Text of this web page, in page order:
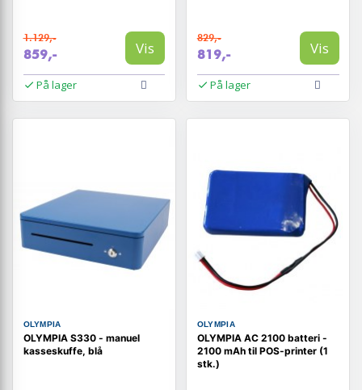
1.129,-
859,- Vis
På lager
829,-
819,- Vis
På lager
OLYMPIA
OLYMPIA S330 - manuel
kasseskuffe, blå
OLYMPIA
OLYMPIA AC 2100 batteri -
2100 mAh til POS-printer (1
stk.)